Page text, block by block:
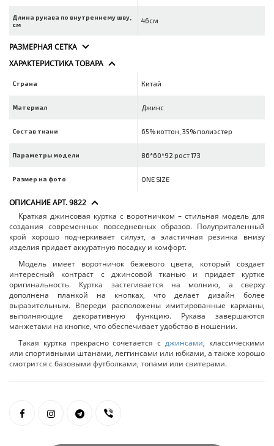
Длина рукава по внутреннему шву,
см
46см
РАЗМЕРНАЯ СЕТКА
ХАРАКТЕРИСТИКА ТОВАРА
Страна Китай
Материал Джинс
Состав ткани 65% коттон, 35% полиэстер
Параметры модели 86*60*92 рост 173
Размер на фото ONE SIZE
ОПИСАНИЕ АРТ. 9822
Краткая джинсовая куртка с воротничком – стильная модель для
создания современных повседневных образов. Полуприталенный
крой хорошо подчеркивает силуэт, а эластичная резинка внизу
изделия придает аккуратную посадку и комфорт.
Модель имеет воротничок бежевого цвета, который создает
интересный контраст с джинсовой тканью и придает куртке
оригинальность. Куртка застегивается на молнию, а сверху
дополнена планкой на кнопках, что делает дизайн более
выразительным. Впереди расположены имитированные карманы,
выполняющие декоративную функцию. Рукава завершаются
манжетами на кнопке, что обеспечивает удобство в ношении.
Такая куртка прекрасно сочетается сджинсами, классическими
или спортивными штанами, леггинсами или юбками, а также хорошо
смотрится с базовыми футболками, топами или свитерами.